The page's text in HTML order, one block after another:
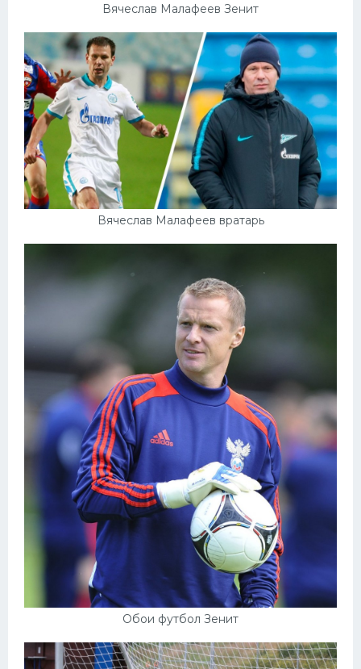
Вячеслав Малафеев Зенит
Вячеслав Малафеев вратарь
Обои футбол Зенит